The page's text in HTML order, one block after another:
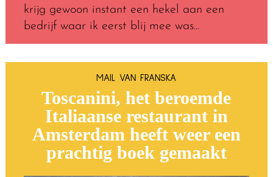
krijg gewoon instant een hekel aan een
bedrijf waar ik eerst blij mee was...
MAIL VAN FRANSKA
Toscanini, het beroemde
Italiaanse restaurant in
Amsterdam heeft weer een
prachtig boek gemaakt